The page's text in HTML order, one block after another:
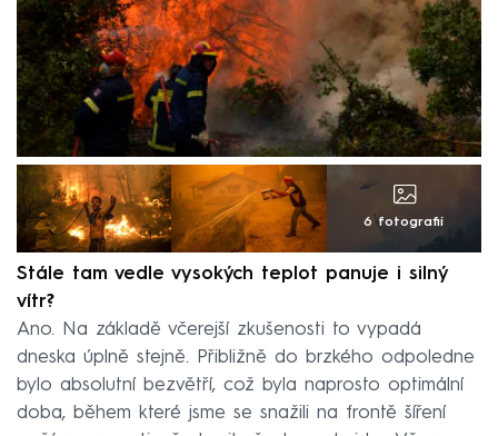
6 fotografií
Stále tam vedle vysokých teplot panuje i silný
vítr?
Ano. Na základě včerejší zkušenosti to vypadá
dneska úplně stejně. Přibližně do brzkého odpoledne
bylo absolutní bezvětří, což byla naprosto optimální
doba, během které jsme se snažili na frontě šíření